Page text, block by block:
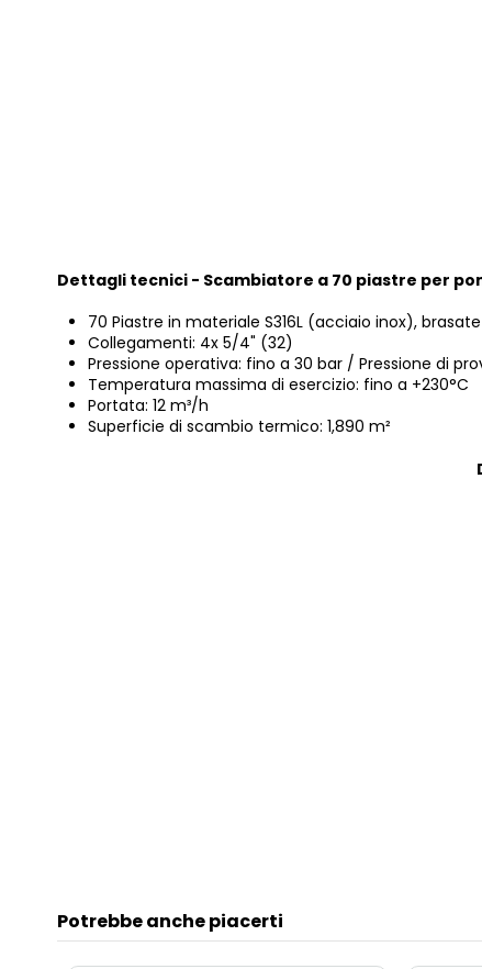
Dettagli tecnici - Scambiatore a 70 piastre per
70 Piastre in materiale S316L (acciaio inox),
Collegamenti: 4x 5/4" (32)
Pressione operativa: fino a 30 bar / Pressione di
Temperatura massima di esercizio: fino a +230°C
Portata: 12 m³/h
Superficie di scambio termico: 1,890 m²
Potrebbe anche piacerti